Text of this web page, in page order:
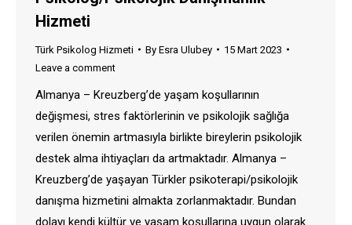
Hizmeti
Türk Psikolog Hizmeti By Esra Ulubey
15 Mart 2023
Leave a comment
Almanya – Kreuzberg’de yaşam koşullarının
değişmesi, stres faktörlerinin ve psikolojik sağlığa
verilen önemin artmasıyla birlikte bireylerin psikolojik
destek alma ihtiyaçları da artmaktadır. Almanya –
Kreuzberg’de yaşayan Türkler psikoterapi/psikolojik
danışma hizmetini almakta zorlanmaktadır. Bundan
dolayı kendi kültür ve yaşam koşullarına uygun olarak